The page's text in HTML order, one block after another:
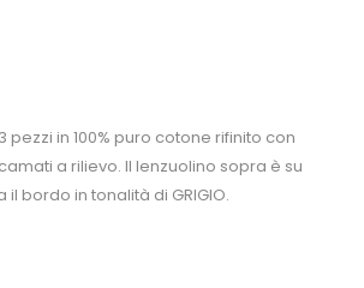
in 100% puro cotone rifinito con
a rilievo. Il lenzuolino sopra è su
bordo in tonalità di GRIGIO.